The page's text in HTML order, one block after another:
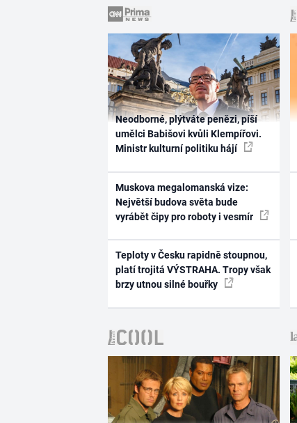
Neodborné, plýtváte penězi, píší
umělci Babišovi kvůli Klempířovi.
Ministr kulturní politiku hájí
Muskova megalomanská vize:
Největší budova světa bude
vyrábět čipy pro roboty i vesmír
Teploty v Česku rapidně stoupnou,
platí trojitá VÝSTRAHA. Tropy však
brzy utnou silné bouřky